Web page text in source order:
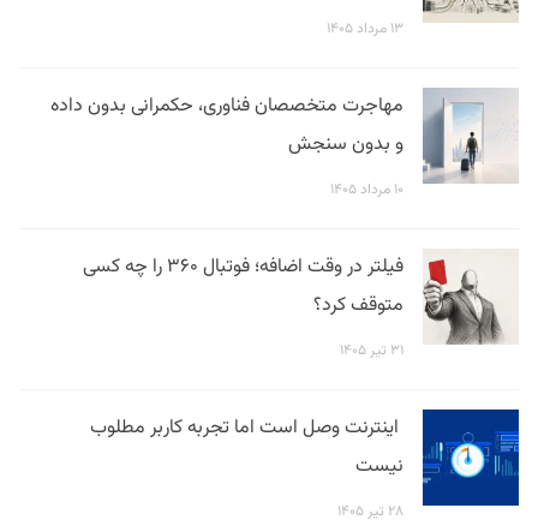
۱۳ مرداد ۱۴۰۵
مهاجرت متخصصان فناوری، حکمرانی بدون داده
و بدون سنجش
۱۰ مرداد ۱۴۰۵
فیلتر در وقت اضافه؛ فوتبال ۳۶۰ را چه کسی
متوقف کرد؟
۳۱ تیر ۱۴۰۵
اینترنت وصل است اما تجربه کاربر مطلوب
نیست
۲۸ تیر ۱۴۰۵